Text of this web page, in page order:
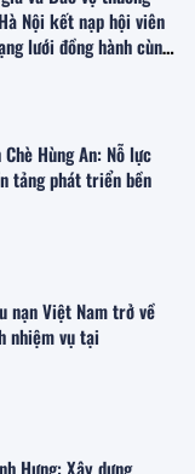
Nội kết nạp hội viên
lưới đồng hành cùng
Hùng An: Nỗ lực
tảng phát triển bền
nạn Việt Nam trở về
nhiệm vụ tại
Hưng: Xây dựng